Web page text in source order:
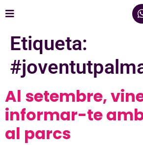
Etiqueta:
Al setembre,
informar-te
al parcs